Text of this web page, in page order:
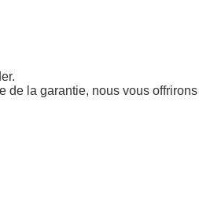
la garantie, nous vous